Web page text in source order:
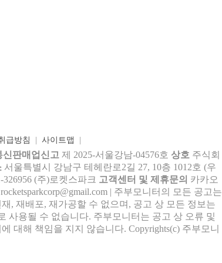
급방침 사이트맵
신판매업신고 제 2025-서울강남-04576호 상호 주식회
서울특별시 강남구 테헤란로2길 27, 10층 1012호 (우
326956 (주)로켓스파크 고객센터 및 제휴문의 카카오
tsparkcorp@gmail.com | 주부모니터의 모든 공고는
, 재배포, 재가공할 수 없으며, 공고 상 모든 정보는
사용될 수 없습니다. 주부모니터는 공고 상 오류 및
대해 책임을 지지 않습니다. Copyrights(c) 주부모니